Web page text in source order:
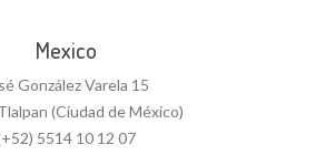
Mexico
González Varela 15
(Ciudad de México)
5514 10 12 07